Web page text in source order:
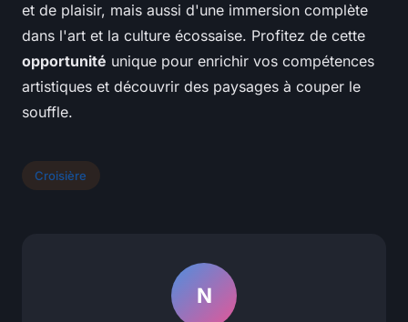
et de plaisir, mais aussi d'une immersion complète
dans l'art et la culture écossaise. Profitez de cette
opportunité unique pour enrichir vos compétences
artistiques et découvrir des paysages à couper le
souffle.
Croisière
N